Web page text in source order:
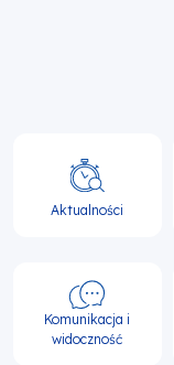
Główna
nawigacja
Aktualności
Komunikacja i
widoczność